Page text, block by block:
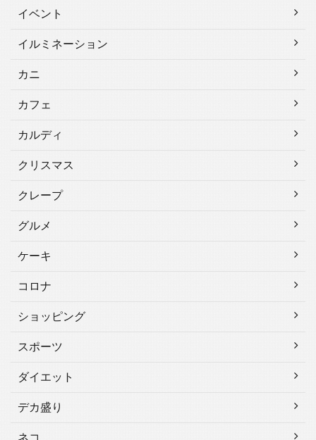
イベント
イルミネーション
カニ
カフェ
カルディ
クリスマス
クレープ
グルメ
ケーキ
コロナ
ショッピング
スポーツ
ダイエット
デカ盛り
ネコ